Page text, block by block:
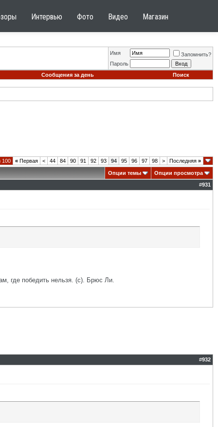
Интервью Фото Видео Магазин
Имя
Запомнить?
Пароль
Сообщения за день Поиск
100 « Первая < 44 84 90 91 92 93 94 95 96 97 98 > Последняя »
Опции темы
Опции просмотра
#931
где победить нельзя. (с). Брюс Ли.
#932